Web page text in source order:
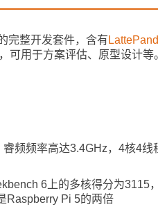
完整开发套件，含有
用于方案评估、原型设计
频频率高达3.4GHz，4核4
6上的多核得分为3115
Raspberry Pi 5的两倍